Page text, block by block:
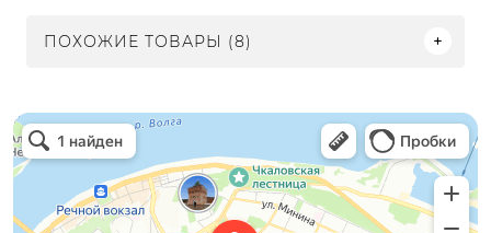
ПОХОЖИЕ ТОВАРЫ (8)
Электрон
Светильники в Нижнем Новгороде
Электротехническая продукция в Нижнем Новгороде